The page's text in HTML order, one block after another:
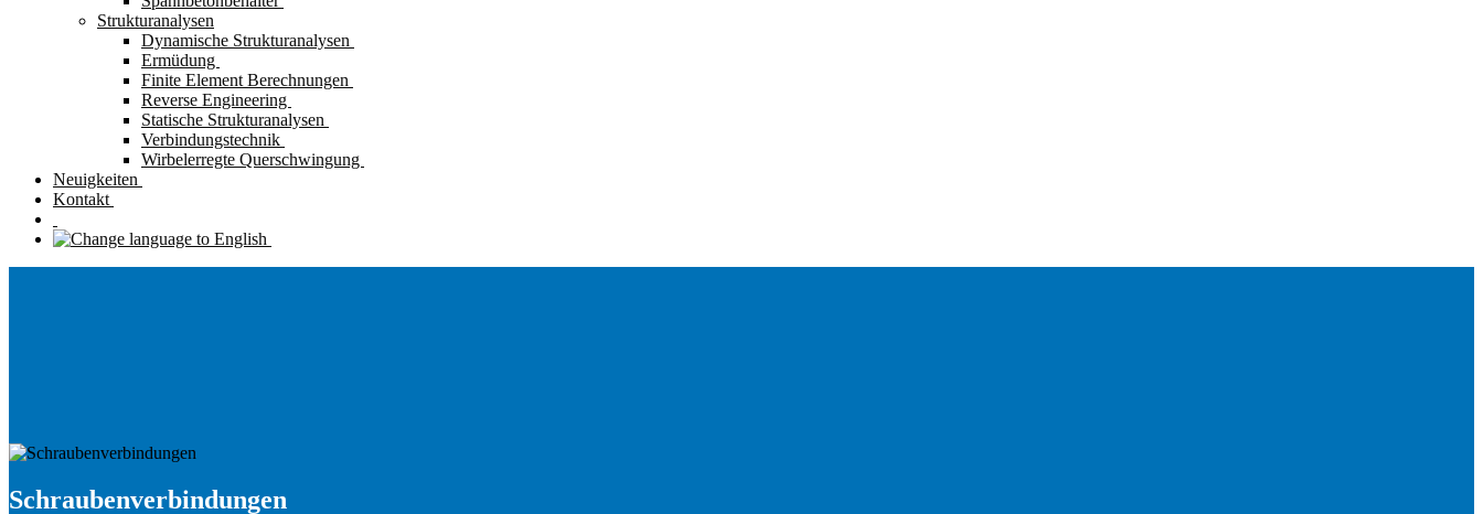
Strukturanalysen
Dynamische Strukturanalysen
Ermüdung
Finite Element Berechnungen
Reverse Engineering
Statische Strukturanalysen
Verbindungstechnik
Wirbelerregte Querschwingung
Neuigkeiten
Kontakt
Schraubenverbindungen